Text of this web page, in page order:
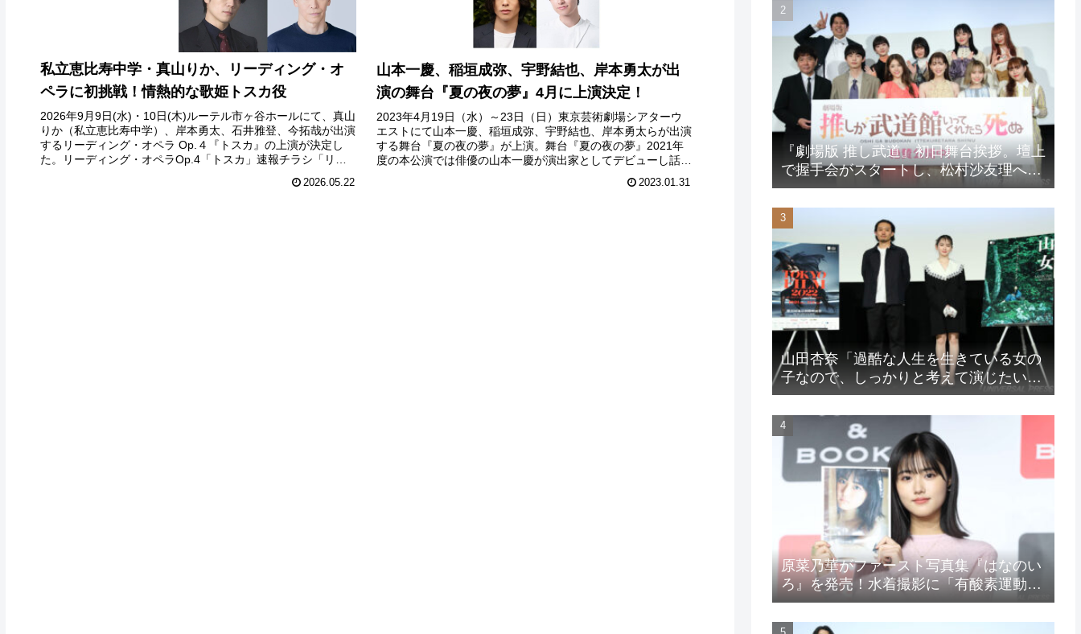
私立恵比寿中学・真山りか、リーディング・オ
ペラに初挑戦！情熱的な歌姫トスカ役
2026年9月9日(水)・10日(木)ルーテル市ヶ谷ホールにて、真山
りか（私立恵比寿中学）、岸本勇太、石井雅登、今拓哉が出演
するリーディング・オペラ Op.４『トスカ』の上演が決定し
た。リーディング・オペラOp.4「トスカ」速報チラシ「リ
2026.05.22
山本一慶、稲垣成弥、宇野結也、岸本勇太が出
演の舞台『夏の夜の夢』4月に上演決定！
2023年4月19日（水）～23日（日）東京芸術劇場シアターウ
エストにて山本一慶、稲垣成弥、宇野結也、岸本勇太らが出演
する舞台『夏の夜の夢』が上演。舞台『夏の夜の夢』2021年
度の本公演では俳優の山本一慶が演出家としてデビューし話題
2023.01.31
『劇場版 推し武道』初日舞台挨拶。壇上
で握手会がスタートし、松村沙友理への
想いをアピール！？
山田杏奈「過酷な人生を生きている女の
子なので、しっかりと考えて演じたいな
と」映画『山女』東京国際映画祭Q&A
原菜乃華がファースト写真集『はなのい
ろ』を発売！水着撮影に「有酸素運動と
筋トレを頑張りました」